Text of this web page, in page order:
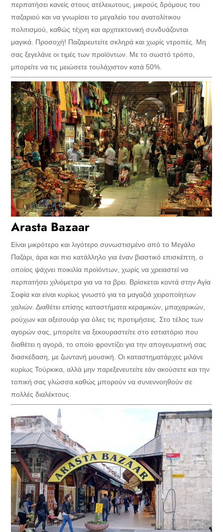
περπατήσει κανείς στους ατέλειωτους, μικρούς δρόμους του
παζαριού και να γνωρίσει το μεγαλείο του ανατολίτικου
πολιτισμού, καθώς τέχνη και αρχιτεκτονική συνδυάζονται
μαγικά. Προσοχή! Παζαρευτείτε σκληρά και χωρίς ντροπές. Μη
σας ξεγελάνε οι τιμές των προϊόντων. Με το σωστό τρόπο,
μπορείτε να τις μειώσετε τουλάχιστον κατά 50%.
Arasta Bazaar
Είναι μικρότερο και λιγότερο συνωστισμένο από το Μεγάλο
Παζάρι, άρα και πιο κατάλληλο για έναν βιαστικό επισκέπτη, ο
οποίος ψάχνει ποικιλία προϊόντων, χωρίς να χρειαστεί να
περπατήσει χιλιόμετρα για να τα βρει. Βρίσκεται κοντά στην Αγία
Σοφία και είναι κυρίως γνωστό για τα μαγαζιά χειροποίητων
χαλιών. Διαθέτει επίσης καταστήματα κεραμικών, μπαχαρικών,
ρούχων και αξεσουάρ για όλες τις προτιμήσεις. Στο τέλος των
αγορών σας, μπορείτε να ξεκουραστείτε στο εστιατόριο που
διαθέτει η αγορά, το οποίο φροντίζει για την απογευματινή σας
διασκέδαση, με ζωντανή μουσική. Οι καταστηματάρχες μιλάνε
κυρίως Τούρκικα, αλλά μην παρεξενευτείτε εάν ακούσετε και την
τοπική σας γλώσσα καθώς μπορούν να συνεννοηθούν σε
πολλές διαλέκτους.